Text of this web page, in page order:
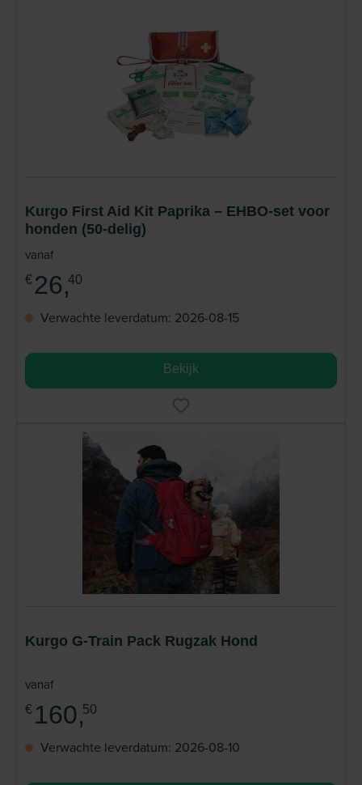
Kurgo First Aid Kit Paprika – EHBO-set voor
honden (50-delig)
vanaf
€ 26,40
Verwachte leverdatum: 2026-08-15
Bekijk
Kurgo G-Train Pack Rugzak Hond
vanaf
€ 160,50
Verwachte leverdatum: 2026-08-10